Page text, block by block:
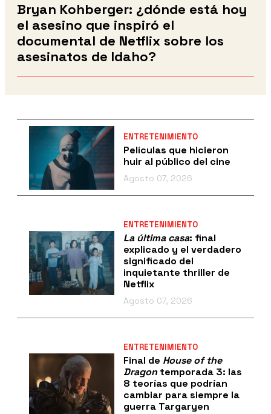
Bryan Kohberger: ¿dónde está hoy
el asesino que inspiró el
documental de Netflix sobre los
asesinatos de Idaho?
ENTRETENIMIENTO
Películas que hicieron
huir al público del cine
Agosto 07, 2026
ENTRETENIMIENTO
La última casa: final
explicado y el verdadero
significado del
inquietante thriller de
Netflix
Agosto 07, 2026
ENTRETENIMIENTO
Final de House of the
Dragontemporada 3: las
8 teorías que podrían
cambiar para siempre la
guerra Targaryen